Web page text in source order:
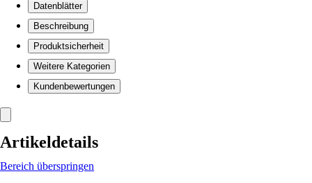
Datenblätter
Beschreibung
Produktsicherheit
Weitere Kategorien
Kundenbewertungen
Artikeldetails
Bereich überspringen